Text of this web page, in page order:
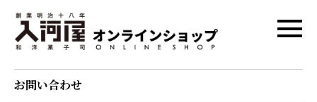
お問い合わせ